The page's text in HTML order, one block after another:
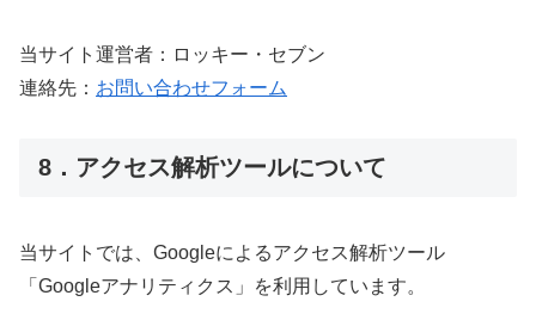
当サイト運営者：ロッキー・セブン
連絡先： お問い合わせフォーム
8．アクセス解析ツールについて
当サイトでは、Googleによるアクセス解析ツール
「Googleアナリティクス」を利用しています。